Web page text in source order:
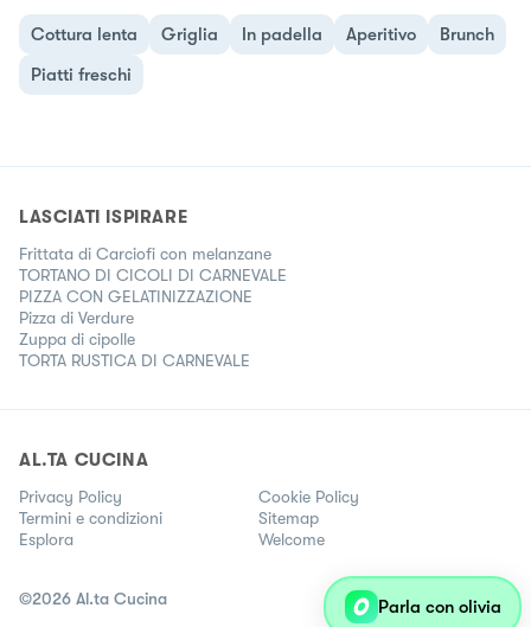
Cottura lenta Griglia In padella Aperitivo
Brunch
Piatti freschi
LASCIATI ISPIRARE
Frittata di Carciofi con melanzane
TORTANO DI CICOLI DI CARNEVALE
PIZZA CON GELATINIZZAZIONE
Pizza di Verdure
Zuppa di cipolle
TORTA RUSTICA DI CARNEVALE
AL.TA CUCINA
Privacy Policy
Cookie Policy
Termini e condizioni
Sitemap
Esplora
Welcome
©2026 Al.ta Cucina Parla con olivia